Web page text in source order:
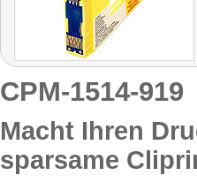
CPM-1514-
Macht Ihren
sparsame